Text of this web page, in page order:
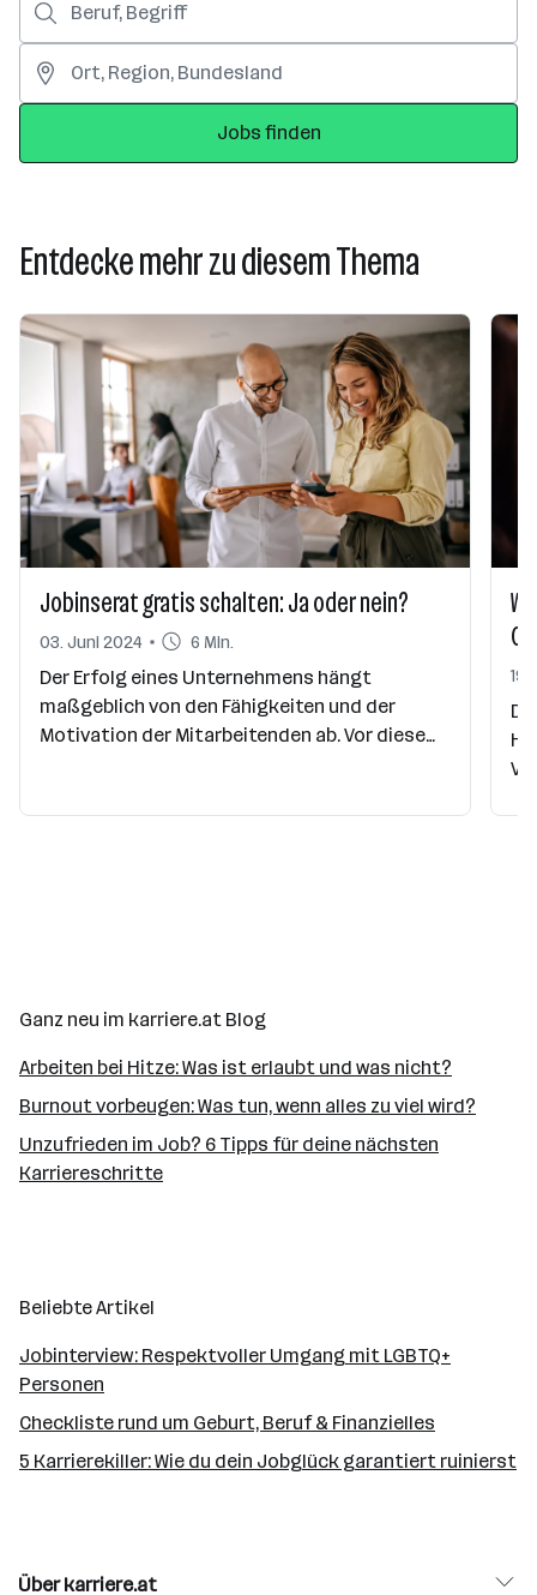
Jobs finden
Entdecke mehr zu diesem Thema
Jobinserat gratis schalten: Ja oder nein?
03. Juni 2024 6 Min.
Der Erfolg eines Unternehmens hängt
maßgeblich von den Fähigkeiten und der
Motivation der Mitarbeitenden ab. Vor diesem
zurückzugreifen oder ob kostenlose Optionen
19.
Ganz neu im karriere.at Blog
Arbeiten bei Hitze: Was ist erlaubt und was nicht?
Burnout vorbeugen: Was tun, wenn alles zu viel wird?
Unzufrieden im Job? 6 Tipps für deine nächsten
Karriereschritte
Beliebte Artikel
Jobinterview: Respektvoller Umgang mit LGBTQ+
Personen
Checkliste rund um Geburt, Beruf & Finanzielles
5 Karrierekiller: Wie du dein Jobglück garantiert ruinierst
Über karriere.at